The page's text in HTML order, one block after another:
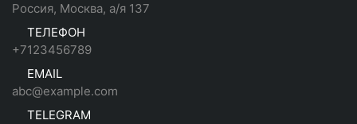
Россия, Москва, а/я 137
ТЕЛЕФОН
+7123456789
EMAIL
abc@example.com
TELEGRAM